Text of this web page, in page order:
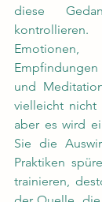
diese
und
vielleicht nicht
aber es wird
Sie die
Praktiken
trainieren,